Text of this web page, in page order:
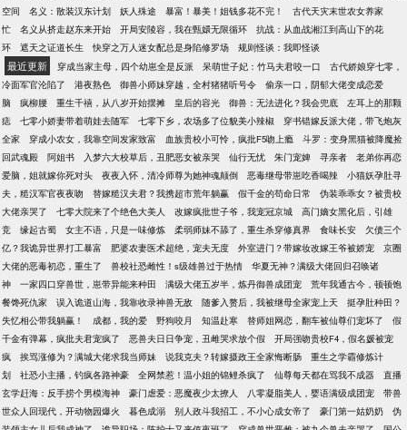
空间
名义：散装汉东计划 妖人殊途 暴富！暴美！姐钱多花不完！
古代天灾末世农女养家
忙
名义从挤走赵东来开始 开局安陵容，我在甄嬛无限循环
抗战：从血战湘江到高山下的花
环
遮天之证道长生 快穿之万人迷女配总是身陷修罗场 规则怪谈：我即怪谈
最近更新 穿成当家主母，四个幼崽全是反派 呆萌世子妃：竹马夫君咬一口
古代娇娘穿七零，
冷面军官沦陷了
港夜熟色 御兽小师妹穿越，全村猪猪听号令
偷亲一口，阴郁大佬变成恋爱
脑
疯柳腰 重生千禧，从八岁开始摆摊 皇后的容光 御兽：无法进化？我会兜底
左耳上的那颗
痣
七零小娇妻带着萌娃去随军 七零下乡，农场多了位貌美小辣椒
穿书错嫁反派大佬，带飞炮灰
全家
穿成小农女，我靠空间发家致富 血族贵校小可怜，疯批F5吻上瘾
斗罗：变身黑猫被降魔捡
回武魂殿
阿姐书 入梦六大校草后，丑肥恶女被亲哭 仙行无忧 朱门宠婢 寻亲者
老弟你再恋
爱脑，姐就嫁你死对头
夜夜入怀，清冷师尊为她神魂颠倒 恶毒继母带崽吃香喝辣
小猫妖孕肚寻
夫，糙汉军官夜夜吻
替嫁糙汉夫君？我携超市荒年躺赢 假千金的苟命日常
伪装乖乖女？被贵校
大佬亲哭了
七零大院来了个绝色大美人 改嫁疯批世子爷，我宠冠京城
高门嫡女黑化后，引雄
竞
缘起古蜀 女主不语，只是一味修炼 柔弱师妹不舔了，重生杀穿修真界 食味长安
欠债三个
亿？我诡异世界打工暴富
肥婆农妻医术超绝，宠夫无度 外室进门？带嫁妆改嫁王爷被娇宠
京圈
大佬的恶毒初恋，重生了
兽校社恐雌性！s级雄兽过于热情
华夏无神？满级大佬回归召唤诸
神
一家四口穿兽世，崽带异能来种田 满级大佬五岁半，炼丹御兽成团宠
荒年我通古今，顿顿饱
餐馋死仇家
误入诡道山海，我靠收录神兽无敌 随爹入赘后，我被继母全家宠上天
挺孕肚种田？
失忆相公带我躺赢！
成都，我的爱 野狗咬月 知温赴寒 替师姐网恋，翻车被仙尊们宠坏了
假
千金有弹幕，疯批夫君宠疯了
恶兽夫日日争宠，丑雌哭求放个假
开局强吻贵校F4，假名媛被宠
疯
挨骂涨修为？满城大佬求我当师妹 说我克夫？转嫁摄政王全家悔断肠
重生之学霸修炼计
划
社恐小主播，钓疯各路神豪 全网禁惹！温小姐的锦鲤杀疯了 仙尊每天都在骂我不成器
直播
玄学赶海：反手捞个男模海神
豪门虐爱：恶魔夜少太撩人 八零凝脂美人，婴语满级成团宠
带兽
世众人回现代，开动物园爆火
暮色成溺 别人政斗我招工，不小心成女帝了 豪门第一姑奶奶
伪